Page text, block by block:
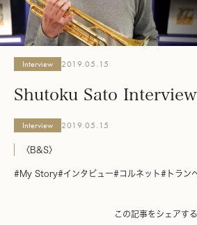
Interview 2019.05.15
〈B&S〉
#My Story#インタビュー#コルネット#トラン
この記事をシェアする
Interview 2019.05.15
Shutoku Sato